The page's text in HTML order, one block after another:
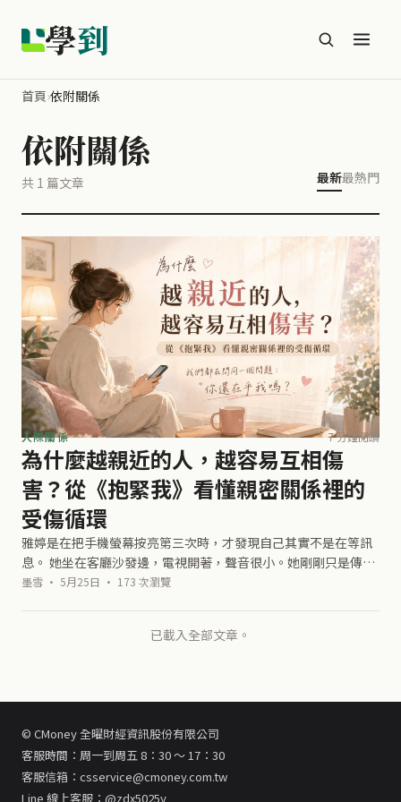
學到
首頁›依附關係
依附關係
共 1 篇文章 最新最熱門
人際關係 7 分鐘閱讀
為什麼越親近的人，越容易互相傷
害？從《抱緊我》看懂親密關係裡的
受傷循環
雅婷是在把手機螢幕按亮第三次時，才發現自己其實不是在等訊
息。 她坐在客廳沙發邊，電視開著，聲音很小。她剛剛只是傳了
一句：「你到家了嗎？」兩個小時過去，對方沒有回。她知道他
墨雪 · 5月25日 · 173 次瀏覽
已載入全部文章。
© CMoney 全曜財經資訊股份有限公司
客服時間：周一到周五 8：30 ～ 17：30
客服信箱：csservice@cmoney.com.tw
Line 線上客服：@zdx5025y